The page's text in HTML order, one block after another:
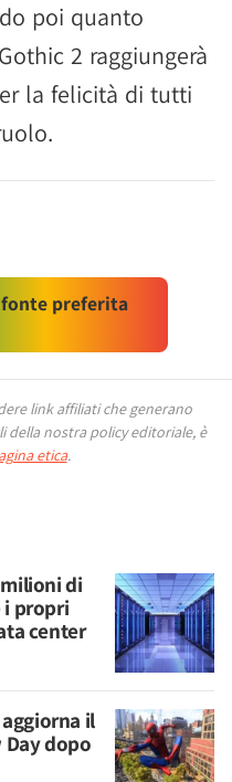
poi quanto
2 raggiungerà
la felicità di tutti
preferita
link affiliati che generano
della nostra policy editoriale, è
etica.
di
i propri
center
il
dopo